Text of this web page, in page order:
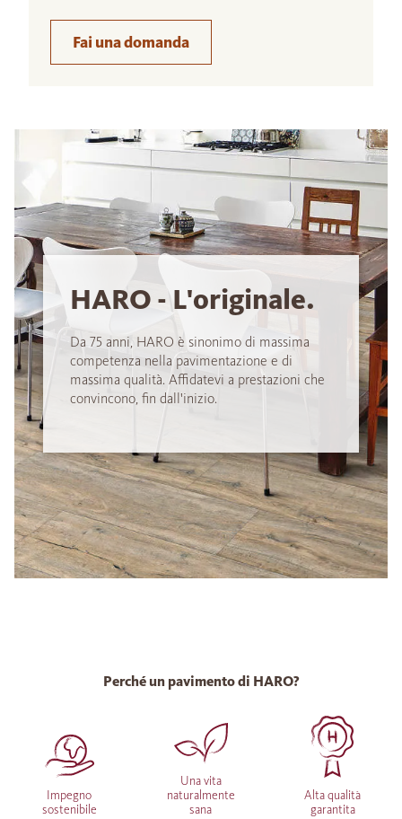
Fai una domanda
HARO - L'originale.
Da 75 anni, HARO è sinonimo di massima
competenza nella pavimentazione e di
massima qualità. Affidatevi a prestazioni che
convincono, fin dall'inizio.
Perché un pavimento di HARO?
Impegno
sostenibile
Una vita
naturalmente
sana
Alta qualità
garantita